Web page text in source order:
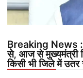
Breaking News :
से, आज से मुख्यमंत्री
किसी भी जिले में उतर